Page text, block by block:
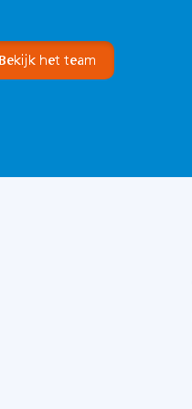
Bekijk het team